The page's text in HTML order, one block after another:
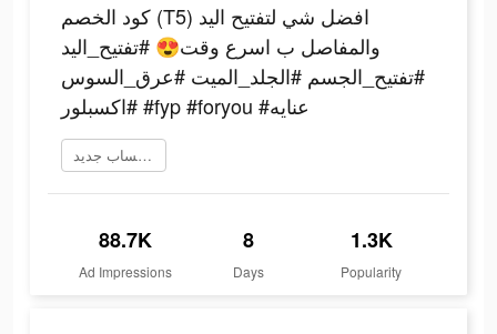
كود الخصم (T5) افضل شي لتفتيح اليد
والمفاصل ب اسرع وقت😍 #تفتيح_اليد
#تفتيح_الجسم #الجلد_الميت #عرق_السوس
#اكسبلور #fyp #foryou #عنايه
إنشاء حساب جديد
88.7K
Ad Impressions
8
Days
1.3K
Popularity